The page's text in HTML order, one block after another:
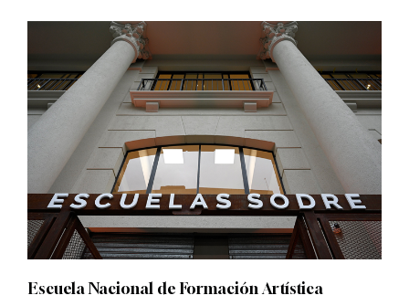
Escuela Nacional de Formación Artística